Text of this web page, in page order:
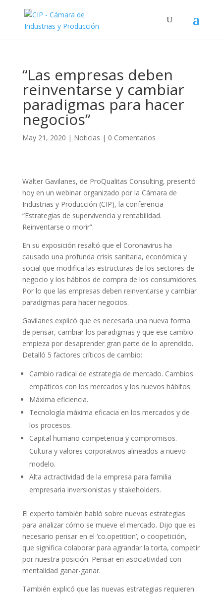
“Las empresas deben
reinventarse y cambiar
paradigmas para hacer
negocios”
May 21, 2020 | Noticias | 0 Comentarios
Walter Gavilanes, de ProQualitas Consulting, presentó
hoy en un webinar organizado por la Cámara de
Industrias y Producción (CIP), la conferencia
“Estrategias de supervivencia y rentabilidad.
Reinventarse o morir”.
En su exposición resaltó que el Coronavirus ha
causado una profunda crisis sanitaria, económica y
social que modifica las estructuras de los sectores de
negocio y los hábitos de compra de los consumidores.
Por lo que las empresas deben reinventarse y cambiar
paradigmas para hacer negocios.
Gavilanes explicó que es necesaria una nueva forma
de pensar, cambiar los paradigmas y que ese cambio
empieza por desaprender gran parte de lo aprendido.
Detalló 5 factores críticos de cambio:
Cambio radical de estrategia de mercado. Cambios
empáticos con los mercados y los nuevos hábitos.
Máxima eficiencia.
Tecnología máxima eficacia en los mercados y de
los procesos.
Capital humano competencia y compromisos.
Cultura y valores corporativos alineados a nuevo
modelo.
Alta actractividad de la empresa para familia
empresaria inversionistas y stakeholders.
El experto también habló sobre nuevas estrategias
para analizar cómo se mueve el mercado. Dijo que es
necesario pensar en el ‘co.opetition’, o coopetición,
que significa colaborar para agrandar la torta, competir
por nuestra posición. Pensar en asociatividad con
mentalidad ganar-ganar.
También explicó que las nuevas estrategias requieren